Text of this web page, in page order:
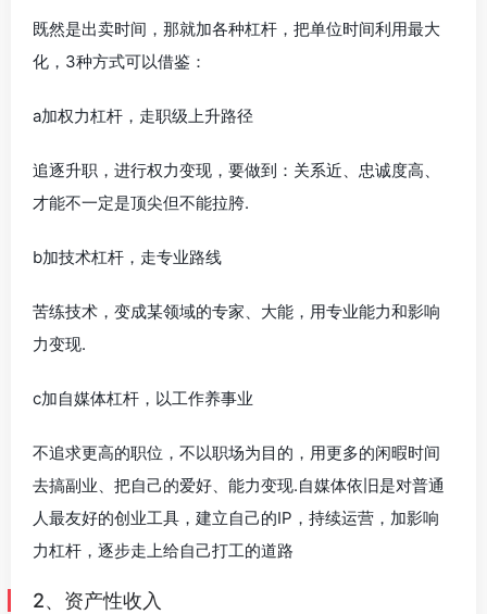
既然是出卖时间，那就加各种杠杆，把单位时间利用最大
化，3种方式可以借鉴：
a加权力杠杆，走职级上升路径
追逐升职，进行权力变现，要做到：关系近、忠诚度高、
才能不一定是顶尖但不能拉胯.
b加技术杠杆，走专业路线
苦练技术，变成某领域的专家、大能，用专业能力和影响
力变现.
c加自媒体杠杆，以工作养事业
不追求更高的职位，不以职场为目的，用更多的闲暇时间
去搞副业、把自己的爱好、能力变现.自媒体依旧是对普通
人最友好的创业工具，建立自己的IP，持续运营，加影响
力杠杆，逐步走上给自己打工的道路
2、资产性收入